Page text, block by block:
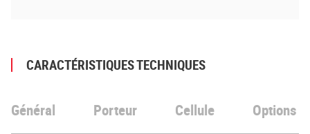
CARACTÉRISTIQUES TECHNIQUES
Général Porteur Cellule Options